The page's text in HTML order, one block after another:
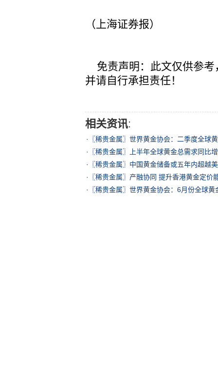
（上海证券报）
免责声明：此文仅供参考
并请自行承担责任！
相关资讯:
·
〖稀贵金属〗世界黄金协会：二季度全球
·
〖稀贵金属〗上半年全球黄金总需求同比
·
〖稀贵金属〗中国黄金储备或五年内超越
·
〖稀贵金属〗产融协同 提升香港黄金定价
·
〖稀贵金属〗世界黄金协会：6月份全球